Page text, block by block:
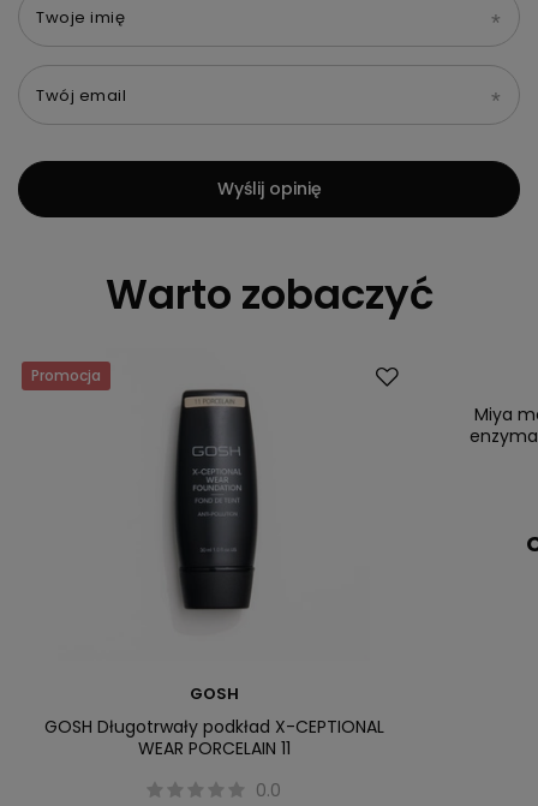
Twoje imię
Twój email
Wyślij opinię
Warto zobaczyć
Promocja
GOSH
GOSH Długotrwały podkład X-CEPTIONAL
WEAR PORCELAIN 11
0.0
Miya